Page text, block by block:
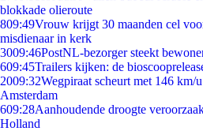
blokkade olieroute
809:49Vrouw krijgt 30 maanden cel
misdienaar in kerk
3009:46PostNL-bezorger steekt
609:45Trailers kijken: de
2009:32Wegpiraat scheurt met 146 km/
Amsterdam
609:28Aanhoudende droogte
Holland